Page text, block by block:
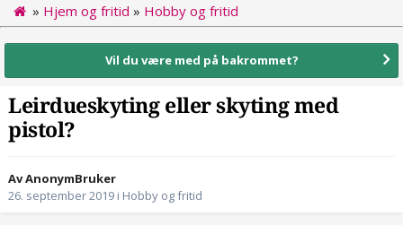
» Hjem og fritid » Hobby og fritid
Vil du være med på bakrommet?
Leirdueskyting eller skyting med
pistol?
Av AnonymBruker
26. september 2019 i Hobby og fritid